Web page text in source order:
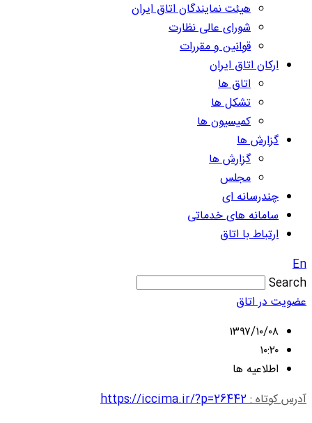
هیئت نمایندگان اتاق ایران
شورای عالی نظارت
قوانین و مقررات
ارکان اتاق ایران
اتاق ها
تشکل ها
کمیسیون ها
گزارش ها
گزارش ها
مجلس
چندرسانه ای
سامانه های خدماتی
ارتباط با اتاق
En
Search
عضویت در اتاق
۱۳۹۷/۱۰/۰۸
۱۰:۲۰
اطلاعیه ها
آدرس کوتاه :https://iccima.ir/?p=26442